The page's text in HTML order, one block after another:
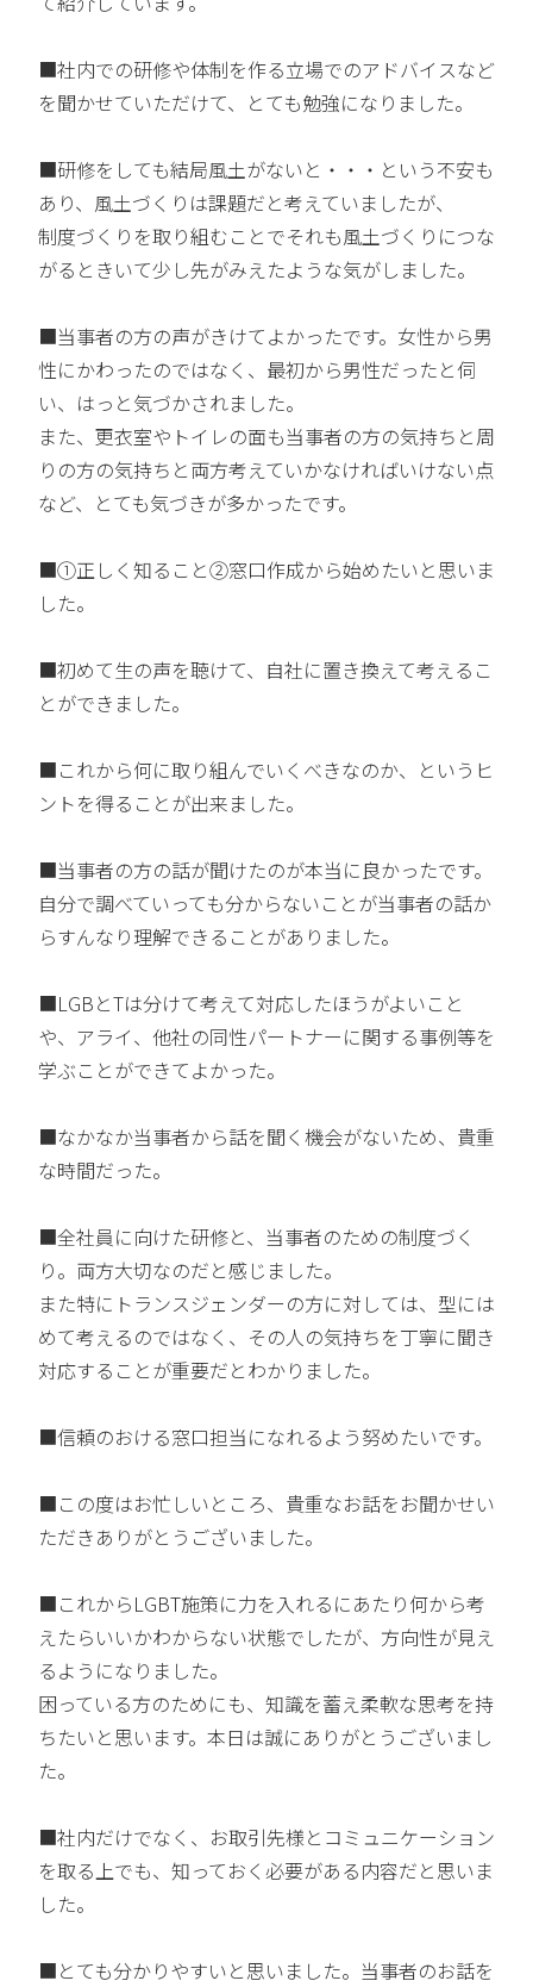
■社内での研修や体制を作る立場でのアドバイスなど
を聞かせていただけて、とても勉強になりました。
■研修をしても結局風土がないと・・・という不安も
あり、風土づくりは課題だと考えていましたが、
制度づくりを取り組むことでそれも風土づくりにつな
がるときいて少し先がみえたような気がしました。
■当事者の方の声がきけてよかったです。女性から男
性にかわったのではなく、最初から男性だったと伺
い、はっと気づかされました。
また、更衣室やトイレの面も当事者の方の気持ちと周
りの方の気持ちと両方考えていかなければいけない点
など、とても気づきが多かったです。
■①正しく知ること②窓口作成から始めたいと思いま
した。
■初めて生の声を聴けて、自社に置き換えて考えるこ
とができました。
■これから何に取り組んでいくべきなのか、というヒ
ントを得ることが出来ました。
■当事者の方の話が聞けたのが本当に良かったです。
自分で調べていっても分からないことが当事者の話か
らすんなり理解できることがありました。
■LGBとTは分けて考えて対応したほうがよいこと
や、アライ、他社の同性パートナーに関する事例等を
学ぶことができてよかった。
■なかなか当事者から話を聞く機会がないため、貴重
な時間だった。
■全社員に向けた研修と、当事者のための制度づく
り。両方大切なのだと感じました。
また特にトランスジェンダーの方に対しては、型には
めて考えるのではなく、その人の気持ちを丁寧に聞き
対応することが重要だとわかりました。
■信頼のおける窓口担当になれるよう努めたいです。
■この度はお忙しいところ、貴重なお話をお聞かせい
ただきありがとうございました。
■これからLGBT施策に力を入れるにあたり何から考
えたらいいかわからない状態でしたが、方向性が見え
るようになりました。
困っている方のためにも、知識を蓄え柔軟な思考を持
ちたいと思います。本日は誠にありがとうございまし
た。
■社内だけでなく、お取引先様とコミュニケーション
を取る上でも、知っておく必要がある内容だと思いま
した。
■とても分かりやすいと思いました。当事者のお話を